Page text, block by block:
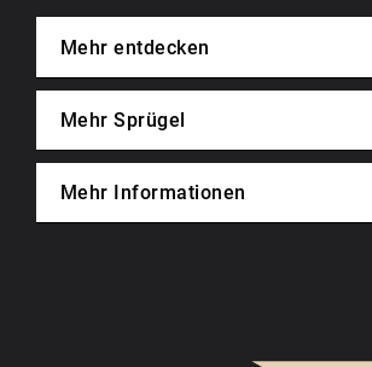
Mehr entdecken
Mehr Sprügel
Mehr Informationen